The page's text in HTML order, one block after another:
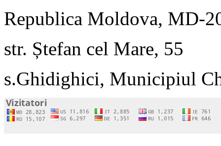
Republica Moldova, MD-
str. Ștefan cel Mare, 55
s.Ghidighici, Municipiul